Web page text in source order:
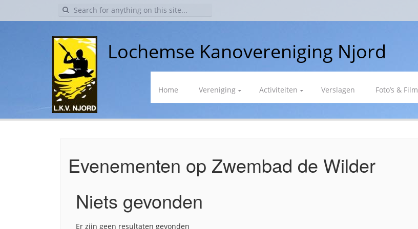
Search
Lochemse Kanovereniging Njord
Skip
Home Vereniging Activiteiten Verslagen Foto’s & Film
Evenementen op Zwembad de Wilder
Niets gevonden
Er zijn geen resultaten gevonden